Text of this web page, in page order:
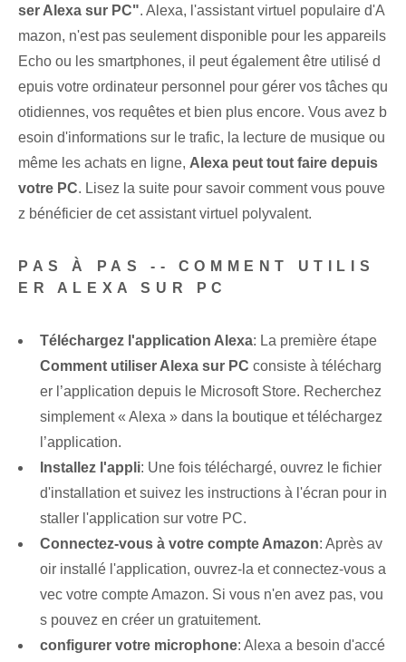
ser Alexa sur PC". Alexa, l'assistant virtuel populaire d'A
mazon, n'est pas seulement disponible pour les appareils
Echo ou les smartphones, il peut également être utilisé d
epuis votre ordinateur personnel pour gérer vos tâches qu
otidiennes, vos requêtes et bien plus encore. Vous avez b
esoin d'informations sur le trafic, la lecture de musique ou
même les achats en ligne, Alexa peut tout faire depuis
votre PC. Lisez la suite pour savoir comment vous pouve
z bénéficier de cet assistant virtuel polyvalent.
PAS À PAS -- COMMENT UTILIS
ER ALEXA SUR PC
Téléchargez l'application Alexa: La première étape
Comment utiliser Alexa sur PC consiste à télécharg
er l’application depuis le Microsoft Store. Recherchez
simplement « Alexa » dans la boutique et téléchargez
l’application.
Installez l'appli: Une fois téléchargé, ouvrez le fichier
d'installation et suivez les instructions à l'écran pour in
staller l'application sur votre PC.
Connectez-vous à votre compte Amazon: Après av
oir installé l'application, ouvrez-la et connectez-vous a
vec votre compte Amazon. Si vous n'en avez pas, vou
s pouvez en créer un gratuitement.
configurer votre microphone: Alexa a besoin d'accé